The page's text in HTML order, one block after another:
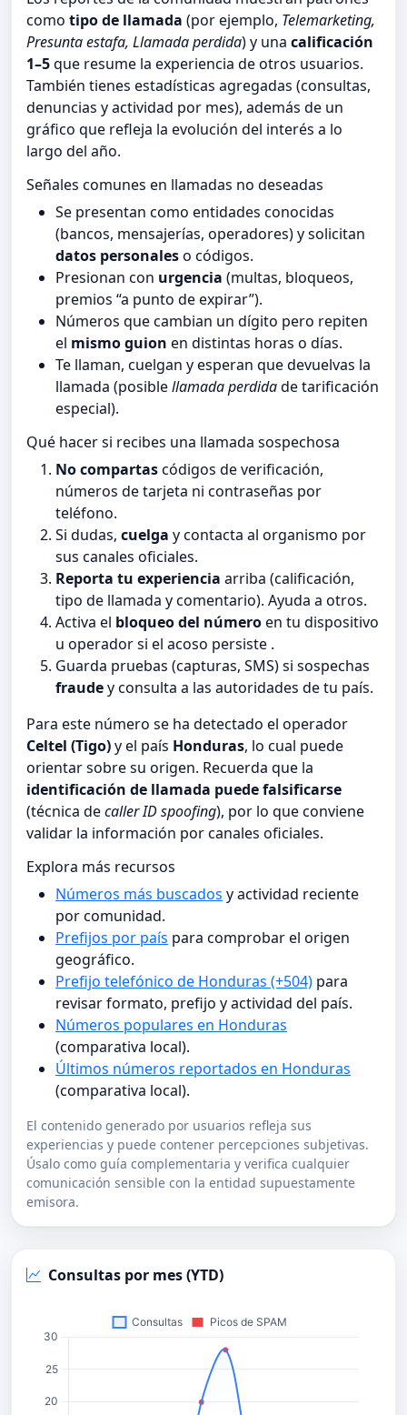
como tipo de llamada (por ejemplo, Telemarketing,
Presunta estafa, Llamada perdida) y una calificación
1–5que resume la experiencia de otros usuarios.
También tienes estadísticas agregadas (consultas,
denuncias y actividad por mes), además de un
gráfico que refleja la evolución del interés a lo
largo del año.
Señales comunes en llamadas no deseadas
Se presentan como entidades conocidas
(bancos, mensajerías, operadores) y solicitan
datos personaleso códigos.
Presionan con urgencia (multas, bloqueos,
premios “a punto de expirar”).
Números que cambian un dígito pero repiten
el mismo guion en distintas horas o días.
Te llaman, cuelgan y esperan que devuelvas la
llamada (posiblellamada perdidade tarificación
especial).
Qué hacer si recibes una llamada sospechosa
No compartascódigos de verificación,
números de tarjeta ni contraseñas por
teléfono.
Si dudas, cuelga y contacta al organismo por
sus canales oficiales.
Reporta tu experiencia arriba (calificación,
tipo de llamada y comentario). Ayuda a otros.
Activa el bloqueo del númeroen tu dispositivo
u operador si el acoso persiste .
Guarda pruebas (capturas, SMS) si sospechas
fraudey consulta a las autoridades de tu país.
Para este número se ha detectado el operador
Celtel (Tigo)y el país Honduras, lo cual puede
orientar sobre su origen. Recuerda que la
identificación de llamada puede falsificarse
(técnica decaller ID spoofing), por lo que conviene
validar la información por canales oficiales.
Explora más recursos
Números más buscados y actividad reciente
por comunidad.
Prefijos por país para comprobar el origen
geográfico.
Prefijo telefónico de Honduras (+504) para
revisar formato, prefijo y actividad del país.
Números populares en Honduras
(comparativa local).
Últimos números reportados en Honduras
(comparativa local).
El contenido generado por usuarios refleja sus
experiencias y puede contener percepciones subjetivas.
Úsalo como guía complementaria y verifica cualquier
comunicación sensible con la entidad supuestamente
emisora.
Consultas por mes (YTD)